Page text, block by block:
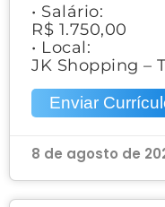
• Salário:
R$ 1.750,00
• Local:
JK Shopping –
Enviar
8 de agosto de